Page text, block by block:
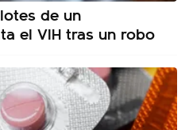
de un
el VIH tras un robo